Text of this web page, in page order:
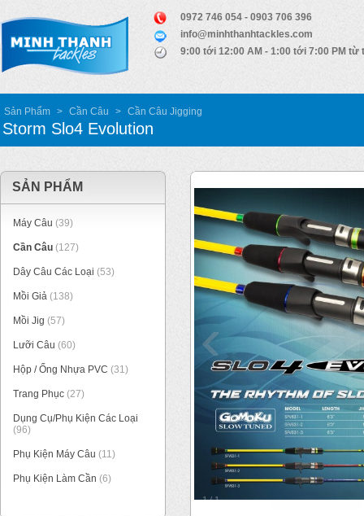
0972 746 054 - 0903 706 396
info@minhthanhtackles.com
9:00 tới 12:00 AM - 1:00 tới 7:00 PM từ
Sản Phẩm > Cần Câu > Cần Câu Jigging
Storm Slo4 Evolution
SẢN PHẨM
Máy Câu (39)
Cần Câu (127)
Dây Câu Các Loại (53)
Mồi Giả (138)
Mồi Jig (57)
Lưỡi Câu (60)
Hộp / Ống Nhựa PVC (31)
Trang Phục (27)
Dụng Cụ/Phụ Kiện Các Loại
(96)
Phụ Kiện Máy Câu (11)
Phụ Kiện Làm Cần (6)
1/1